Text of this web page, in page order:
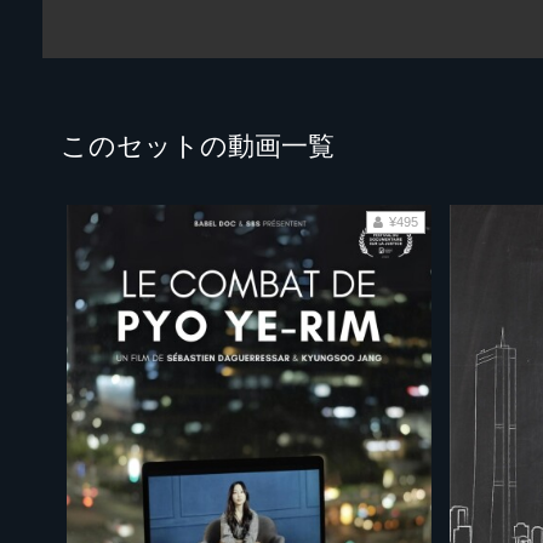
このセットの動画一覧
¥495